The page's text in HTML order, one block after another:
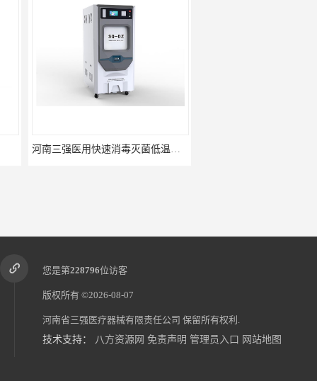
河南三强医用快速消毒灭菌低温等离子过氧化氢灭菌器
您是第228796位访客
版权所有 ©2026-08-07
河南省三强医疗器械有限责任公司 保留所有权利.
技术支持： 八方资源网 免责声明 管理员入口 网站地图